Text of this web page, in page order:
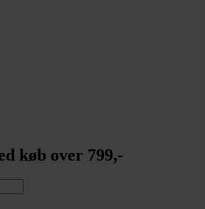
køb over 799,-